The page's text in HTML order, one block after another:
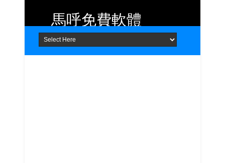
Home About Contact
馬呼免費軟體
提供 Android、iOS 好用的手機應用
程式及 Windows 免費軟體